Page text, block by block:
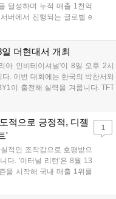
달성하며 누적 매출 1천억
버에서 진행되는 글로벌 e
는 이용자가 동일한 조
폭 상승하는 성과를 냈습니
금 11만 달러 규모의 제4회
며, 위메이드커넥트는 이를
을 지속할 방침입니다....
더현대서 개최
아 인비테이셔널'이 8일 오후 2시
. 이번 대회에는 한국의 박찬서와
이 출전해 실력을 겨룹니다. TFT
는 독특한 대회 구조를 가지며, 누
세트 체험과 공연 등 다양한 즐길
점에서도 행사가 이어질 예정입
최됩니다....
적으로 긍정적, 디젤
'
적인 조작감으로 호평받으
다. '이터널 리턴'은 8월 13
을 시작해 국내 매출 1위를
리콘' 시리즈는 8월 6일 쇼
1